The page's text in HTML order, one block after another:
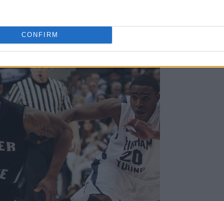
CONFIRM
dell’università
stagione l’approdo in NBA, a causa di un
tutto il terzo anno.